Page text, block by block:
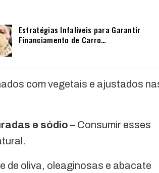
Estratégias Infalíveis para Garantir
Financiamento de Carro…
com vegetais e ajustados
e sódio – Consumir esses
de oliva, oleaginosas e abacate